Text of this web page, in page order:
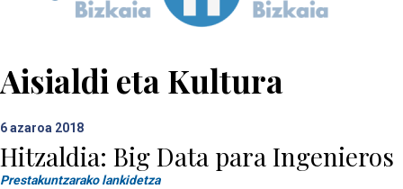
Aisialdi eta Kultura
6azaroa 2018
Hitzaldia: Big Data para Ingenieros
Prestakuntzarako lankidetza